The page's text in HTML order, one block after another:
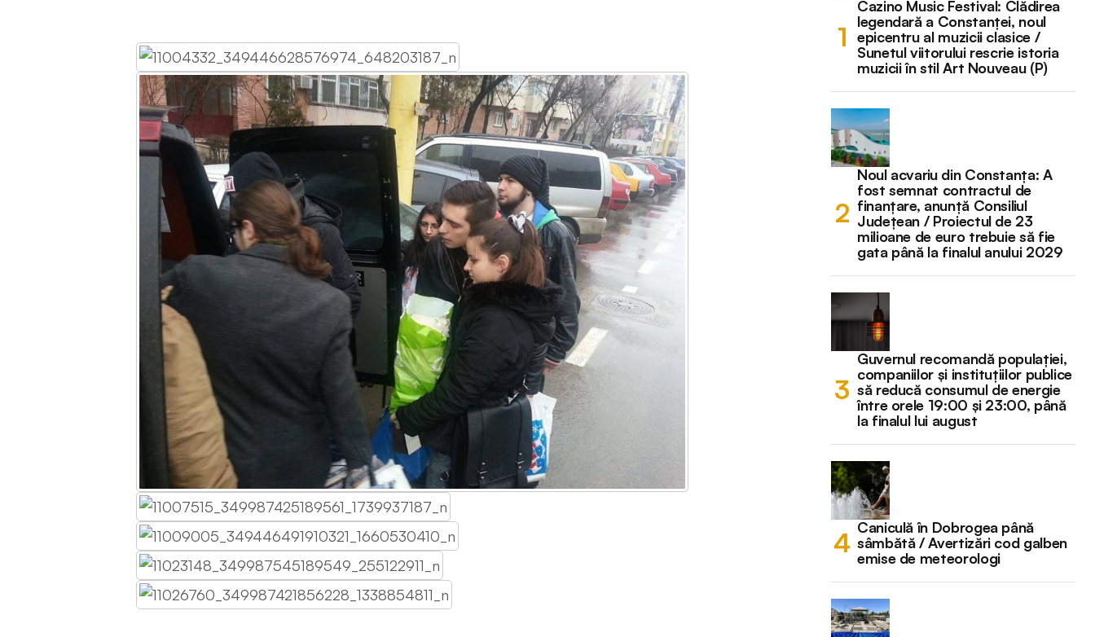
Cazino Music Festival: Clădirea
legendară a Constanței, noul
epicentru al muzicii clasice /
Sunetul viitorului rescrie istoria
muzicii în stil Art Nouveau (P)
Noul acvariu din Constanța: A
fost semnat contractul de
finanțare, anunță Consiliul
Județean / Proiectul de 23
milioane de euro trebuie să fie
gata până la finalul anului 2029
Guvernul recomandă populației,
companiilor și instituțiilor publice
să reducă consumul de energie
între orele 19:00 și 23:00, până
la finalul lui august
Caniculă în Dobrogea până
sâmbătă / Avertizări cod galben
emise de meteorologi